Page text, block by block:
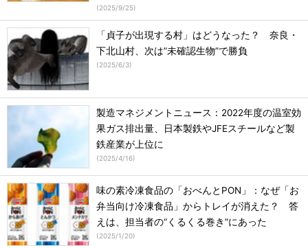
(2025/9/25)
「貞子が出現する村」はどうなった？ 奈良・
下北山村、次は”未確認生物”で勝負
(2025/6/3)
製造マネジメントニュース：2022年度の温室効
果ガス排出量、日本製鉄やJFEスチールなど製
鉄産業が上位に
(2025/4/16)
味の素冷凍食品の「おべんとPON」：なぜ「お
弁当向け冷凍食品」からトレイが消えた？ 答
えは、担当者の“くるくる巻き”にあった
(2025/1/20)